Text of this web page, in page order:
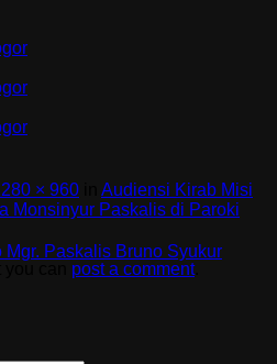
Mgr. Paskalis Bruno Syukur
× 960
Audiensi Kirab Misi
Monsinyur Paskalis di Paroki
you can post a comment.